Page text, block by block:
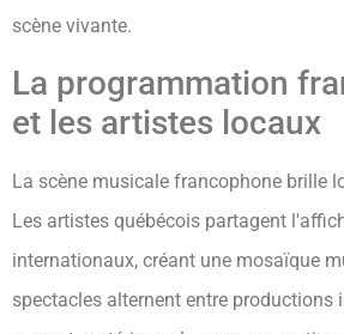
scène vivante.
La programmation
et les artistes locaux
La scène musicale francophone brille
Les artistes québécois partagent
internationaux, créant une mosaïque
spectacles alternent entre productions